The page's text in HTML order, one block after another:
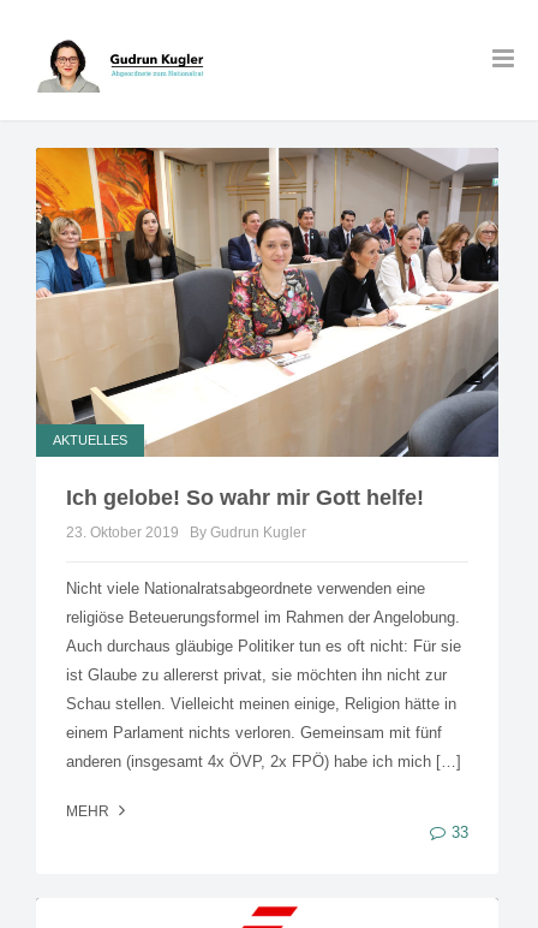
AKTUELLES
Ich gelobe! So wahr mir Gott helfe!
23. Oktober 2019 By Gudrun Kugler
Nicht viele Nationalratsabgeordnete verwenden eine
religiöse Beteuerungsformel im Rahmen der Angelobung.
Auch durchaus gläubige Politiker tun es oft nicht: Für sie
ist Glaube zu allererst privat, sie möchten ihn nicht zur
Schau stellen. Vielleicht meinen einige, Religion hätte in
einem Parlament nichts verloren. Gemeinsam mit fünf
anderen (insgesamt 4x ÖVP, 2x FPÖ) habe ich mich […]
MEHR
33